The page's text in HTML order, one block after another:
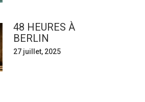
48 HEURES À
BERLIN
27 juillet, 2025